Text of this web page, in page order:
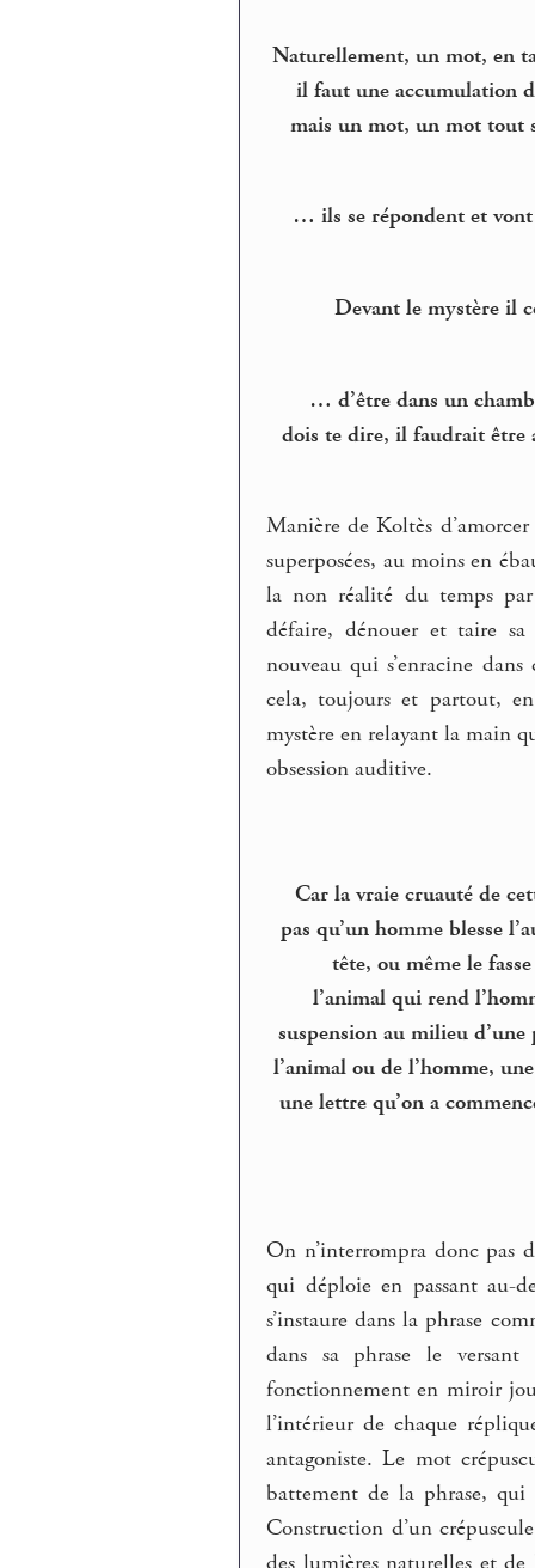
Naturellement, un mot, en
il faut une accumulation
mais un mot, un mot tout
… ils se répondent et vont
Devant le mystère il
… d’être dans un
dois te dire, il faudrait être
Manière de Koltès
superposées, au moins en
la non réalité du temps
défaire, dénouer et taire
nouveau qui s’enracine
cela, toujours et partout,
mystère en relayant la main
obsession auditive.
Car la vraie cruauté de
pas qu’un homme blesse
tête, ou même le
l’animal qui rend
suspension au milieu
l’animal ou de l’homme,
une lettre qu’on a
On n’interrompra donc pas
qui déploie en passant au-
s’instaure dans la phrase
dans sa phrase le
fonctionnement en miroir
l’intérieur de chaque
antagoniste. Le mot
battement de la phrase, qui
Construction d’un